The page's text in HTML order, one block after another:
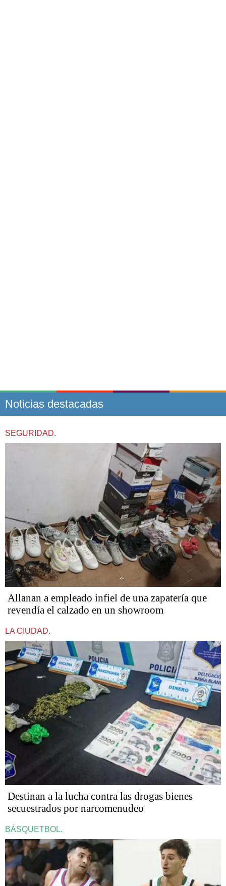
Noticias destacadas
SEGURIDAD.
Allanan a empleado infiel de una zapatería que
revendía el calzado en un showroom
LA CIUDAD.
Destinan a la lucha contra las drogas bienes
secuestrados por narcomenudeo
BÁSQUETBOL.